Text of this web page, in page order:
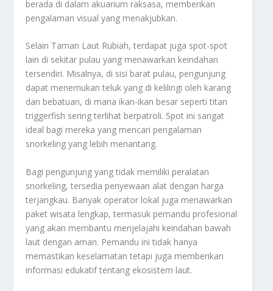
berada di dalam akuarium raksasa, memberikan
pengalaman visual yang menakjubkan.
Selain Taman Laut Rubiah, terdapat juga spot-spot
lain di sekitar pulau yang menawarkan keindahan
tersendiri. Misalnya, di sisi barat pulau, pengunjung
dapat menemukan teluk yang di kelilingi oleh karang
dan bebatuan, di mana ikan-ikan besar seperti titan
triggerfish sering terlihat berpatroli. Spot ini sangat
ideal bagi mereka yang mencari pengalaman
snorkeling yang lebih menantang.
Bagi pengunjung yang tidak memiliki peralatan
snorkeling, tersedia penyewaan alat dengan harga
terjangkau. Banyak operator lokal juga menawarkan
paket wisata lengkap, termasuk pemandu profesional
yang akan membantu menjelajahi keindahan bawah
laut dengan aman. Pemandu ini tidak hanya
memastikan keselamatan tetapi juga memberikan
informasi edukatif tentang ekosistem laut.